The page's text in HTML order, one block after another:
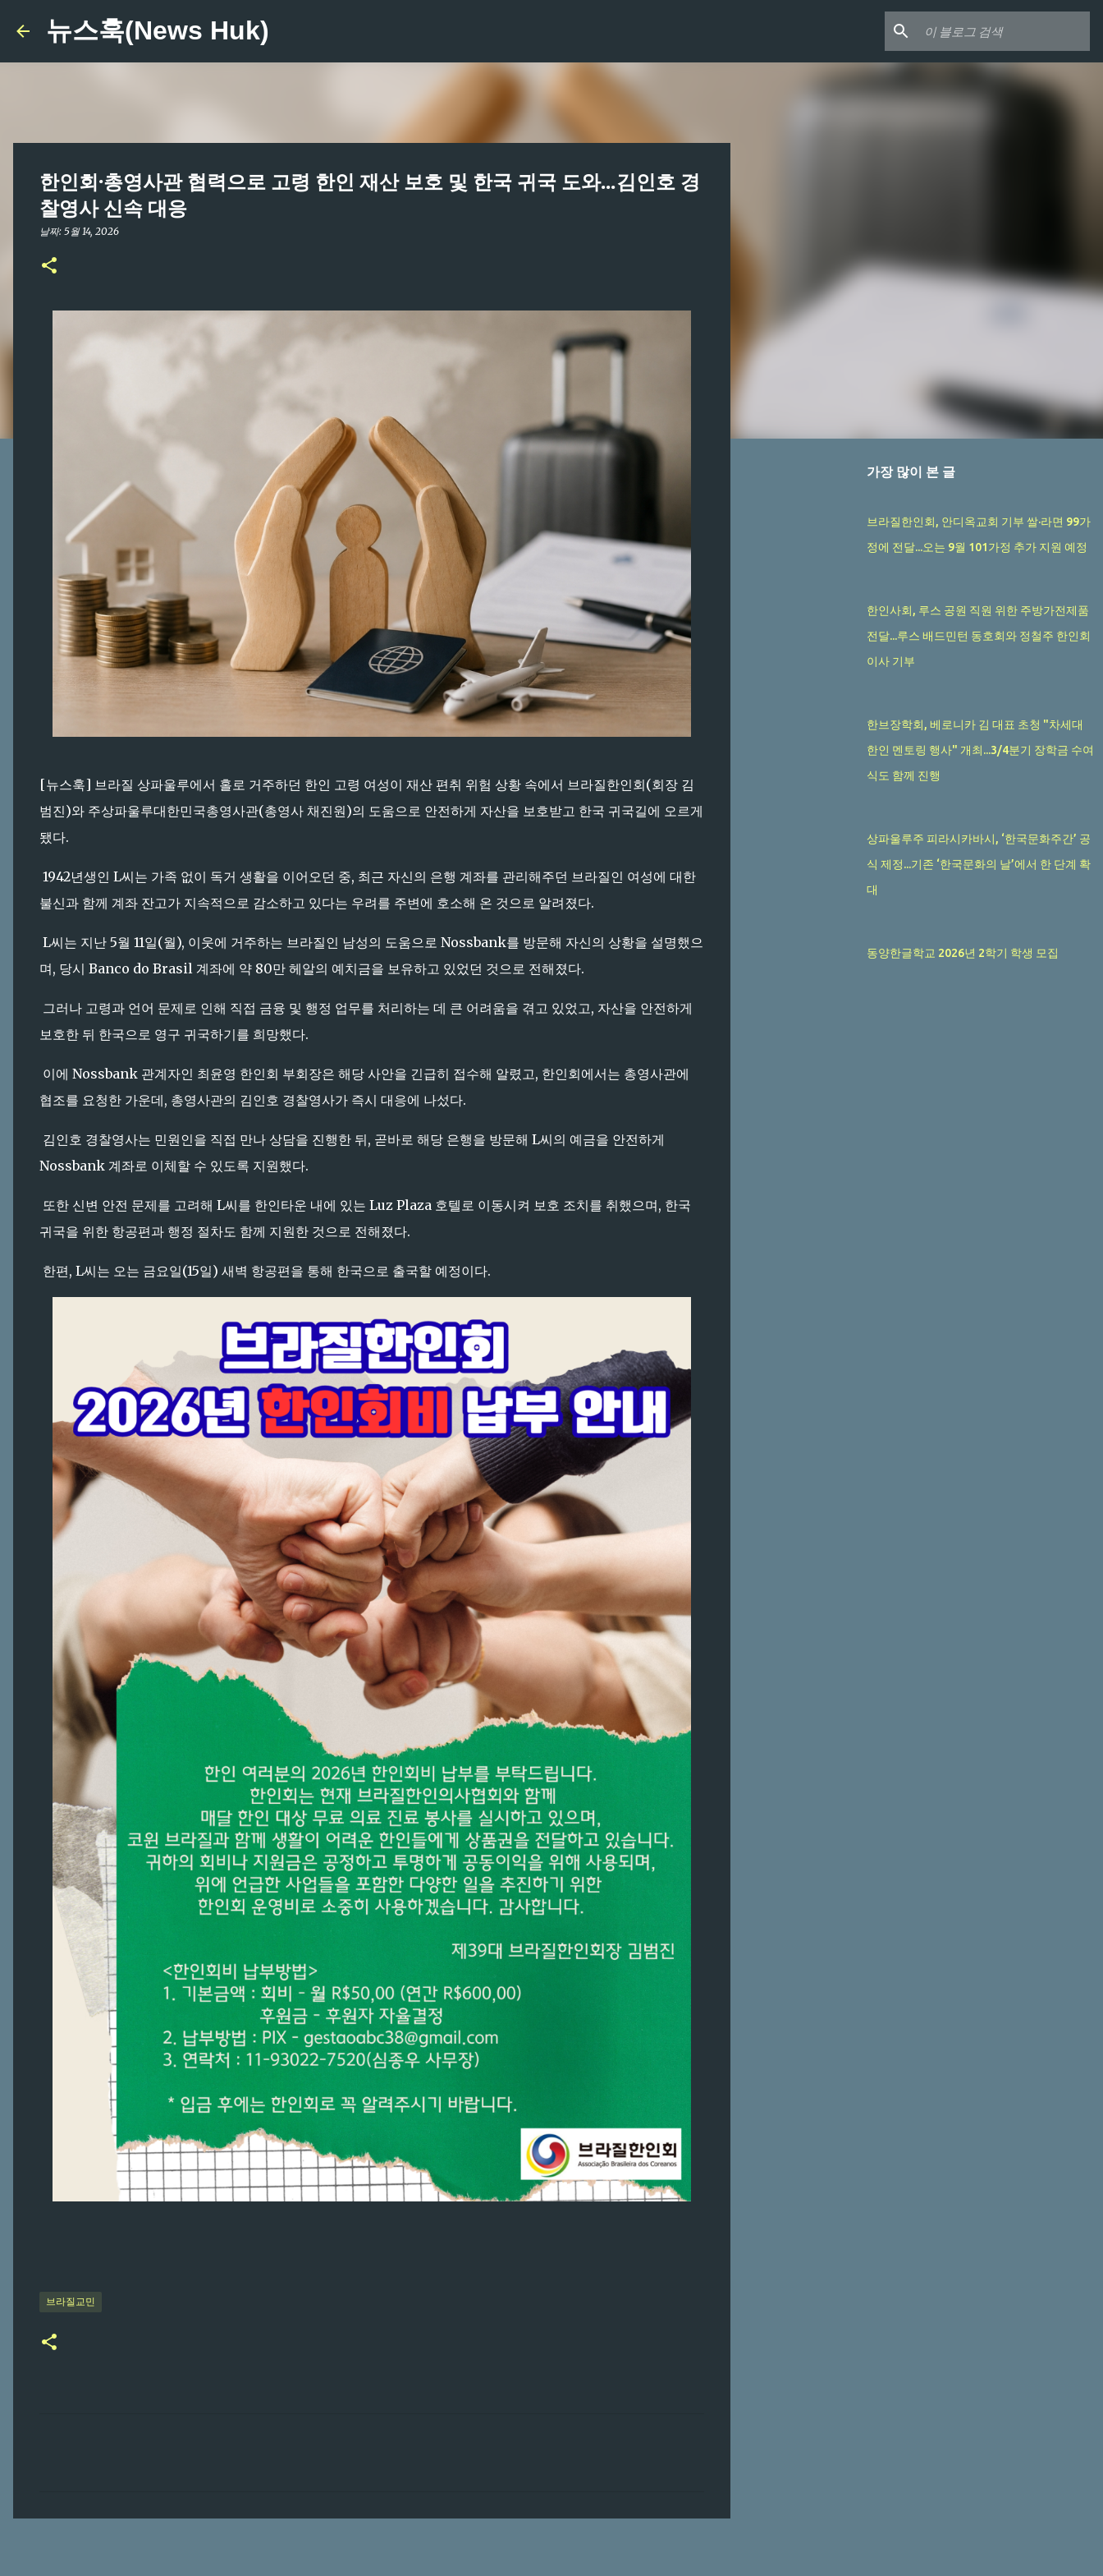
뉴스훅(News Huk)
한인회·총영사관 협력으로 고령 한인 재산 보호 및 한국 귀국 도와...김인호 경
찰영사 신속 대응
날짜: 5월 14, 2026
[뉴스훅] 브라질 상파울루에서 홀로 거주하던 한인 고령 여성이 재산 편취 위험 상황 속에서 브라질한인회(회장 김
범진)와 주상파울루대한민국총영사관(총영사 채진원)의 도움으로 안전하게 자산을 보호받고 한국 귀국길에 오르게
됐다.
1942년생인 L씨는 가족 없이 독거 생활을 이어오던 중, 최근 자신의 은행 계좌를 관리해주던 브라질인 여성에 대한
불신과 함께 계좌 잔고가 지속적으로 감소하고 있다는 우려를 주변에 호소해 온 것으로 알려졌다.
L씨는 지난 5월 11일(월), 이웃에 거주하는 브라질인 남성의 도움으로 Nossbank를 방문해 자신의 상황을 설명했으
며, 당시 Banco do Brasil 계좌에 약 80만 헤알의 예치금을 보유하고 있었던 것으로 전해졌다.
그러나 고령과 언어 문제로 인해 직접 금융 및 행정 업무를 처리하는 데 큰 어려움을 겪고 있었고, 자산을 안전하게
보호한 뒤 한국으로 영구 귀국하기를 희망했다.
이에 Nossbank 관계자인 최윤영 한인회 부회장은 해당 사안을 긴급히 접수해 알렸고, 한인회에서는 총영사관에
협조를 요청한 가운데, 총영사관의 김인호 경찰영사가 즉시 대응에 나섰다.
김인호 경찰영사는 민원인을 직접 만나 상담을 진행한 뒤, 곧바로 해당 은행을 방문해 L씨의 예금을 안전하게
Nossbank 계좌로 이체할 수 있도록 지원했다.
또한 신변 안전 문제를 고려해 L씨를 한인타운 내에 있는 Luz Plaza 호텔로 이동시켜 보호 조치를 취했으며, 한국
귀국을 위한 항공편과 행정 절차도 함께 지원한 것으로 전해졌다.
한편, L씨는 오는 금요일(15일) 새벽 항공편을 통해 한국으로 출국할 예정이다.
브라질교민
가장 많이 본 글
브라질한인회, 안디옥교회 기부 쌀·라면 99가
정에 전달...오는 9월 101가정 추가 지원 예정
한인사회, 루스 공원 직원 위한 주방가전제품
전달...루스 배드민턴 동호회와 정철주 한인회
이사 기부
한브장학회, 베로니카 김 대표 초청 "차세대
한인 멘토링 행사" 개최...3/4분기 장학금 수여
식도 함께 진행
상파울루주 피라시카바시, ‘한국문화주간’ 공
식 제정...기존 ‘한국문화의 날’에서 한 단계 확
대
동양한글학교 2026년 2학기 학생 모집